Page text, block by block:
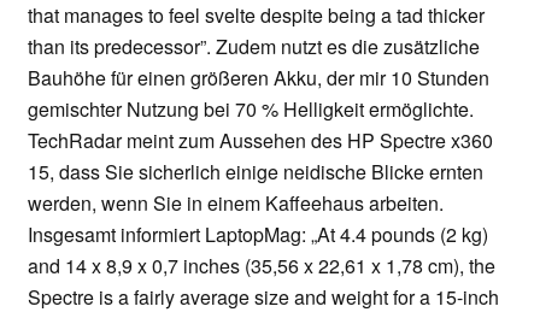
that manages to feel svelte despite being a tad thicker
than its predecessor”. Zudem nutzt es die zusätzliche
Bauhöhe für einen größeren Akku, der mir 10 Stunden
gemischter Nutzung bei 70 % Helligkeit ermöglichte.
TechRadar meint zum Aussehen des HP Spectre x360
15, dass Sie sicherlich einige neidische Blicke ernten
werden, wenn Sie in einem Kaffeehaus arbeiten.
Insgesamt informiert LaptopMag: „At 4.4 pounds (2 kg)
and 14 x 8,9 x 0,7 inches (35,56 x 22,61 x 1,78 cm), the
Spectre is a fairly average size and weight for a 15-inch